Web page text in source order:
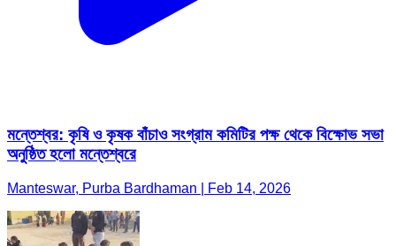
মন্তেশ্বর: কৃষি ও কৃষক বাঁচাও সংগ্রাম কমিটির পক্ষ থেকে বিক্ষোভ সভা
অনুষ্ঠিত হলো মন্তেশ্বরে
Manteswar, Purba Bardhaman | Feb 14, 2026